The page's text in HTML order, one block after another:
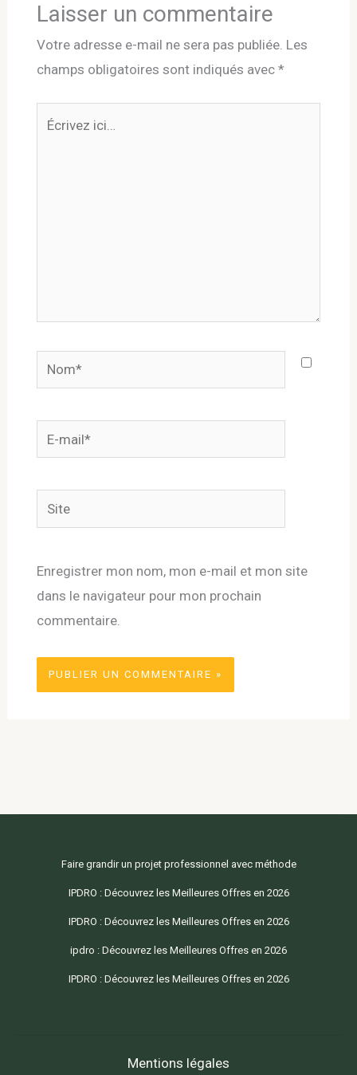
Laisser un commentaire
Votre adresse e-mail ne sera pas publiée. Les
champs obligatoires sont indiqués avec *
Nom*
mail*
Site
Enregistrer mon nom, mon e-mail et mon site
dans le navigateur pour mon prochain
commentaire.
Faire grandir un projet professionnel avec méthode
IPDRO : Découvrez les Meilleures Offres en 2026
IPDRO : Découvrez les Meilleures Offres en 2026
ipdro : Découvrez les Meilleures Offres en 2026
IPDRO : Découvrez les Meilleures Offres en 2026
Mentions légales